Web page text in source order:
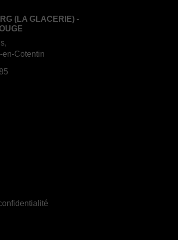
(LA GLACERIE) -
en-Cotentin